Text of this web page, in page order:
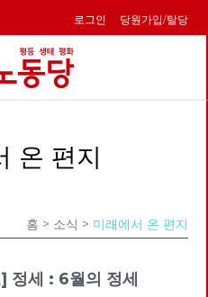
로그인 당원가입/탈당
온 편지
홈 > 소식 > 미래에서 온 편지
정세 : 6월의 정세